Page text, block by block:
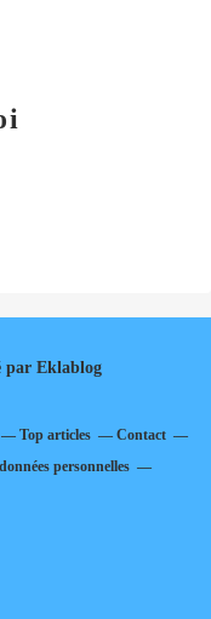
par Eklablog
Top articles
Contact
personnelles